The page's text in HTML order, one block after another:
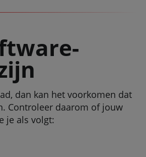
dan kan het voorkomen dat
Controleer daarom of jouw
je als volgt: